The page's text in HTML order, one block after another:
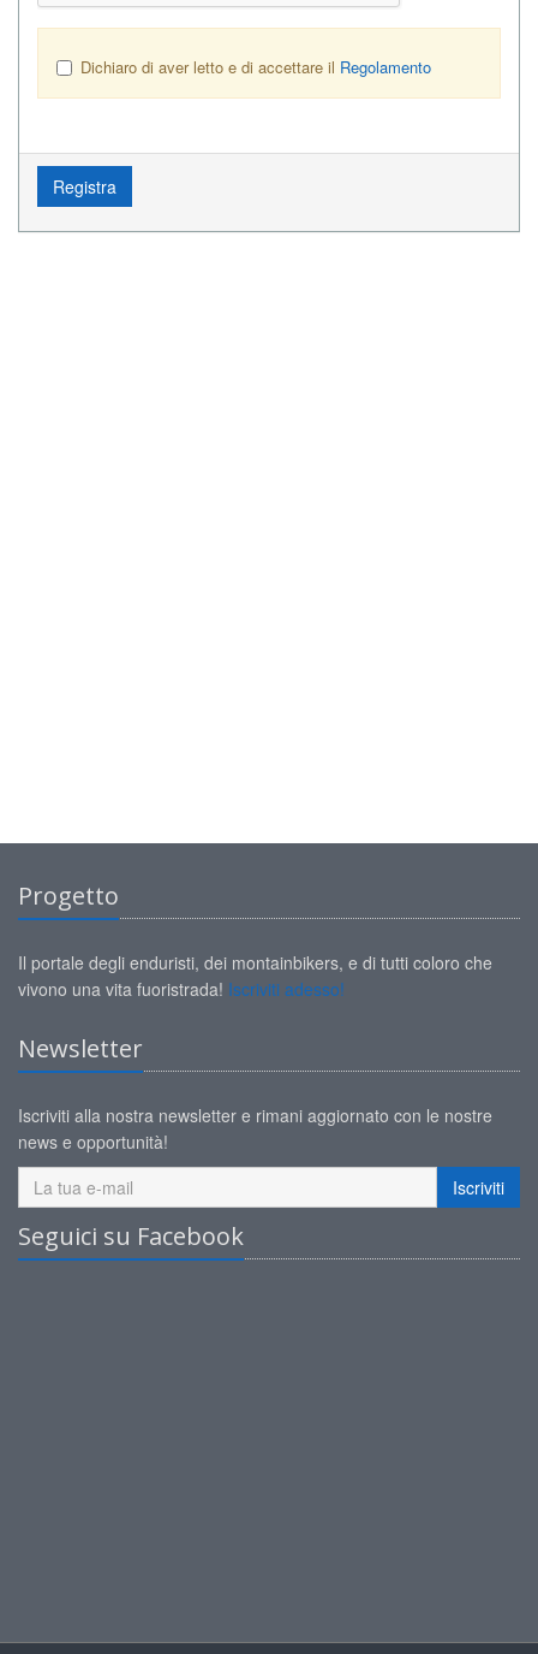
Dichiaro di aver letto e di accettare il Regolamento
Registra
Progetto
Il portale degli enduristi, dei montainbikers, e di tutti coloro che
vivono una vita fuoristrada! Iscriviti adesso!
Newsletter
Iscriviti alla nostra newsletter e rimani aggiornato con le nostre
news e opportunità!
Iscriviti
Seguici su Facebook